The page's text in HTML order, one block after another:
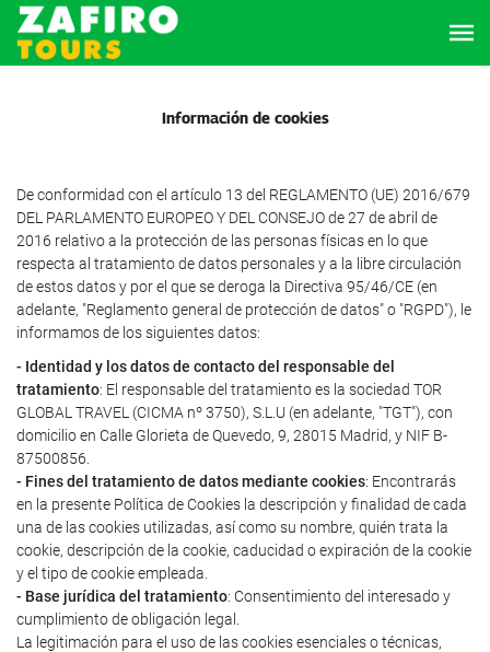
Información de cookies
De conformidad con el artículo 13 del REGLAMENTO (UE) 2016/679
DEL PARLAMENTO EUROPEO Y DEL CONSEJO de 27 de abril de
2016 relativo a la protección de las personas físicas en lo que
respecta al tratamiento de datos personales y a la libre circulación
de estos datos y por el que se deroga la Directiva 95/46/CE (en
adelante, "Reglamento general de protección de datos" o "RGPD"), le
informamos de los siguientes datos:
- Identidad y los datos de contacto del responsable del
tratamiento: El responsable del tratamiento es la sociedad TOR
GLOBAL TRAVEL (CICMA nº 3750), S.L.U (en adelante, "TGT"), con
domicilio en Calle Glorieta de Quevedo, 9, 28015 Madrid, y NIF B-
87500856.
- Fines del tratamiento de datos mediante cookies: Encontrarás
en la presente Política de Cookies la descripción y finalidad de cada
una de las cookies utilizadas, así como su nombre, quién trata la
cookie, descripción de la cookie, caducidad o expiración de la cookie
y el tipo de cookie empleada.
- Base jurídica del tratamiento: Consentimiento del interesado y
cumplimiento de obligación legal.
La legitimación para el uso de las cookies esenciales o técnicas,